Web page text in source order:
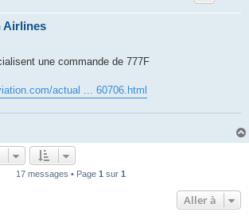
Airlines
une commande de 777F
actual ... 60706.html
17 messages • Page 1 sur 1
Aller à